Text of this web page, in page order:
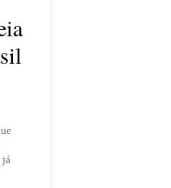
já